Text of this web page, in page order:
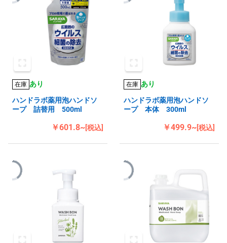
在庫 あり
ハンドラボ薬用泡ハンドソ
ープ 詰替用 500ml
￥601.8~[税込]
在庫 あり
ハンドラボ薬用泡ハンドソ
ープ 本体 300ml
￥499.9~[税込]